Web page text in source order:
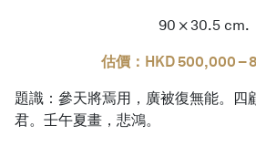
90 × 30.5 cm.
估價：HKD 500,000 –
題識：參天將焉用，廣被復無能。四
君。壬午夏畫，悲鴻。